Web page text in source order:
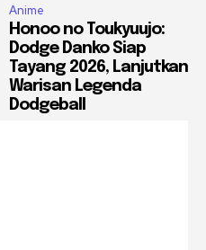
Anime
Honoo no Toukyuujo:
Dodge Danko Siap
Tayang 2026, Lanjutkan
Warisan Legenda
Dodgeball